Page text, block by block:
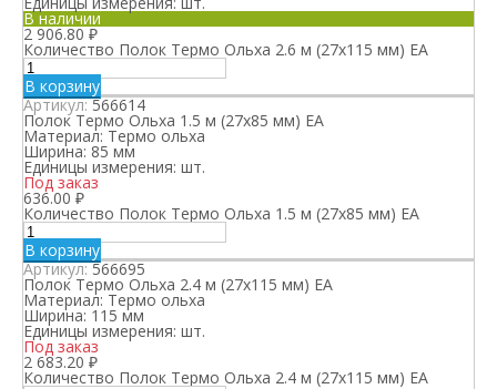
В наличии
2 906.80₽
Количество Полок Термо Ольха 2.6 м (27х115 мм) ЕА
В корзину
Артикул:566614
Полок Термо Ольха 1.5 м (27х85 мм) ЕА
Материал: Термо ольха
Ширина: 85 мм
Единицы измерения: шт.
Под заказ
636.00 ₽
Количество Полок Термо Ольха 1.5 м (27х85 мм) ЕА
В корзину
Артикул:566695
Полок Термо Ольха 2.4 м (27х115 мм) ЕА
Материал: Термо ольха
Ширина: 115 мм
Единицы измерения: шт.
Под заказ
2 683.20 ₽
Количество Полок Термо Ольха 2.4 м (27х115 мм) ЕА